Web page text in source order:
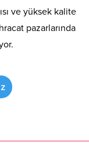
ve yüksek kalite
pazarlarında